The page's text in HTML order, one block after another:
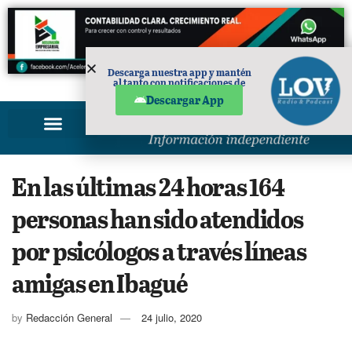
PUBLICIDAD
En las últimas 24 horas 164
personas han sido atendidos
por psicólogos a través líneas
amigas en Ibagué
by Redacción General 24 julio, 2020
Descarga nuestra app y mantén
al tanto con notificaciones de
Descargar App